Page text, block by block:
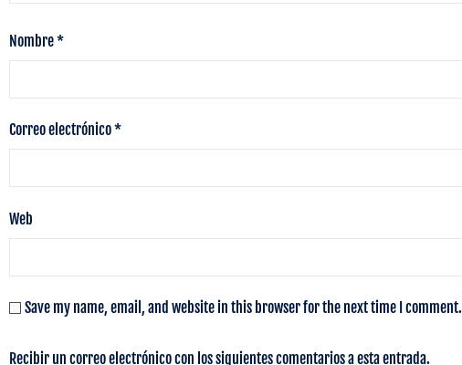
Nombre*
Correo electrónico*
Web
Save my name, email, and website in this browser for the next time I comment.
Recibir un correo electrónico con los siguientes comentarios a esta entrada.